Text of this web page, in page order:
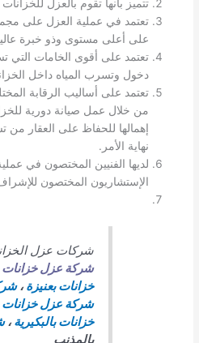
تتميز بأنها تقوم بالعزل
تعتمد في عملية العزل على
على أعلى مستوى وذو خبرة
تعتمد على أقوى الخامات التي
دخول وتسرب المياه داخل
تعتمد على أساليب الرقابة
من خلال عمل صيانة دورية
إهمالها للحفاظ على العقار من
نهاية الأمر.
لديها الفنيين المختصون في
الإستشاريون المختصون
شركات عزل
شركة عزل
خزانات بعنيزة،
شركة عزل خزانات
خزانات بالبكيرية،
بالمذنب